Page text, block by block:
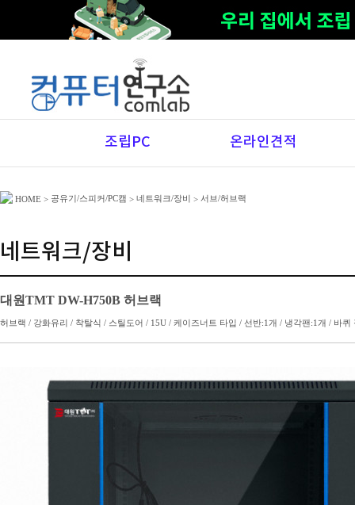
조립PC 온라인견적
HOME > 공유기/스피커/PC캠 > 네트워크/장비 > 서브/허브랙
네트워크/장비
대원TMT DW-H750B 허브랙
허브랙 / 강화유리 / 착탈식 / 스틸도어 / 15U / 케이즈너트 타입 / 선반:1개 / 냉각팬:1개 / 바퀴